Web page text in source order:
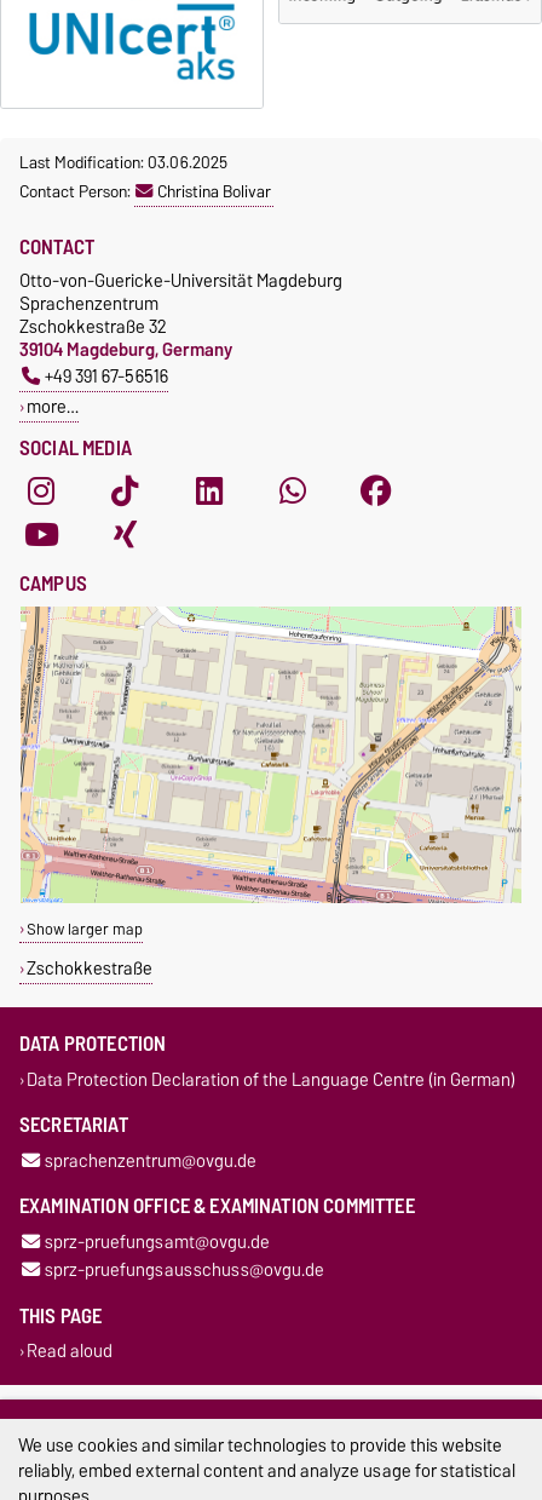
Last Modification: 03.06.2025
Contact Person:
Christina Bolivar
SOCIAL MEDIA
CONTACT
Otto-von-Guericke-Universität Magdeburg
Sprachenzentrum
Zschokkestraße 32
39104 Magdeburg, Germany
+49 391 67-56516
more…
CAMPUS
Show larger map
Zschokkestraße
DATA PROTECTION
Data Protection Declaration of the Language Centre (in German)
SECRETARIAT
sprachenzentrum@ovgu.de
EXAMINATION OFFICE & EXAMINATION COMMITTEE
sprz-pruefungsamt@ovgu.de
sprz-pruefungsausschuss@ovgu.de
THIS PAGE
Read aloud
Legal Notes
Privacy Policy
We use cookies and similar technologies to provide this website
reliably, embed external content and analyze usage for statistical